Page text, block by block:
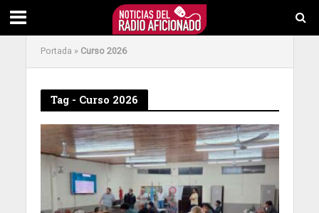
Portada » Curso 2026
Tag - Curso 2026